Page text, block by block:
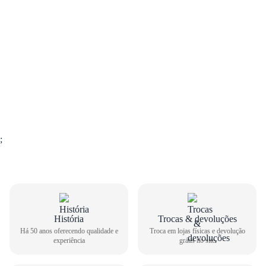
GUIA DE TAMANHOS
;
História
Há 50 anos oferecendo qualidade e
experiência
Trocas & devoluções
Troca em lojas físicas e devolução
grátis no site